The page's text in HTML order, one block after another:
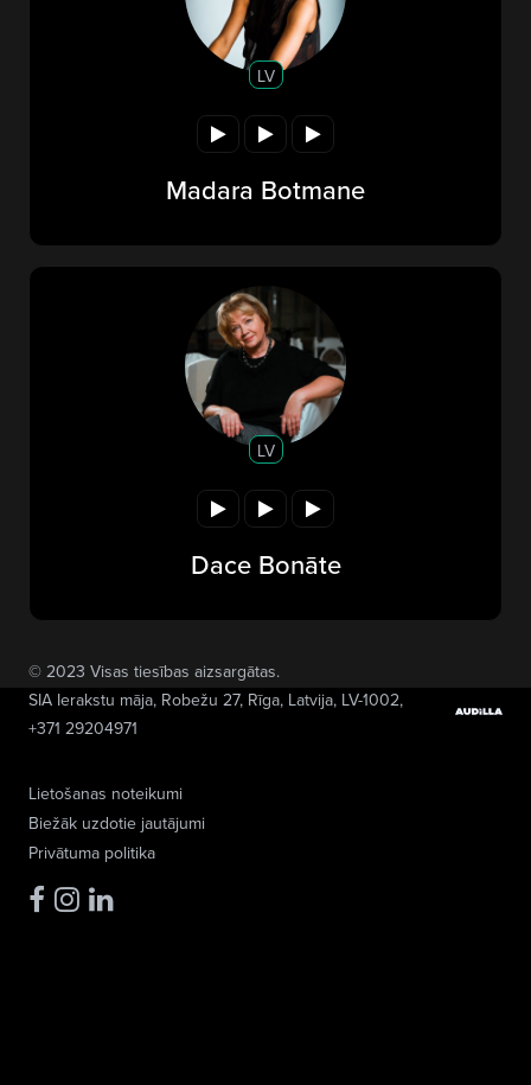
LV
Madara Botmane
LV
Dace Bonāte
Lietošanas noteikumi
Biežāk uzdotie jautājumi
Privātuma politika
© 2023 Visas tiesības aizsargātas.
SIA Ierakstu māja, Robežu 27, Rīga, Latvija, LV-1002,
+371 29204971